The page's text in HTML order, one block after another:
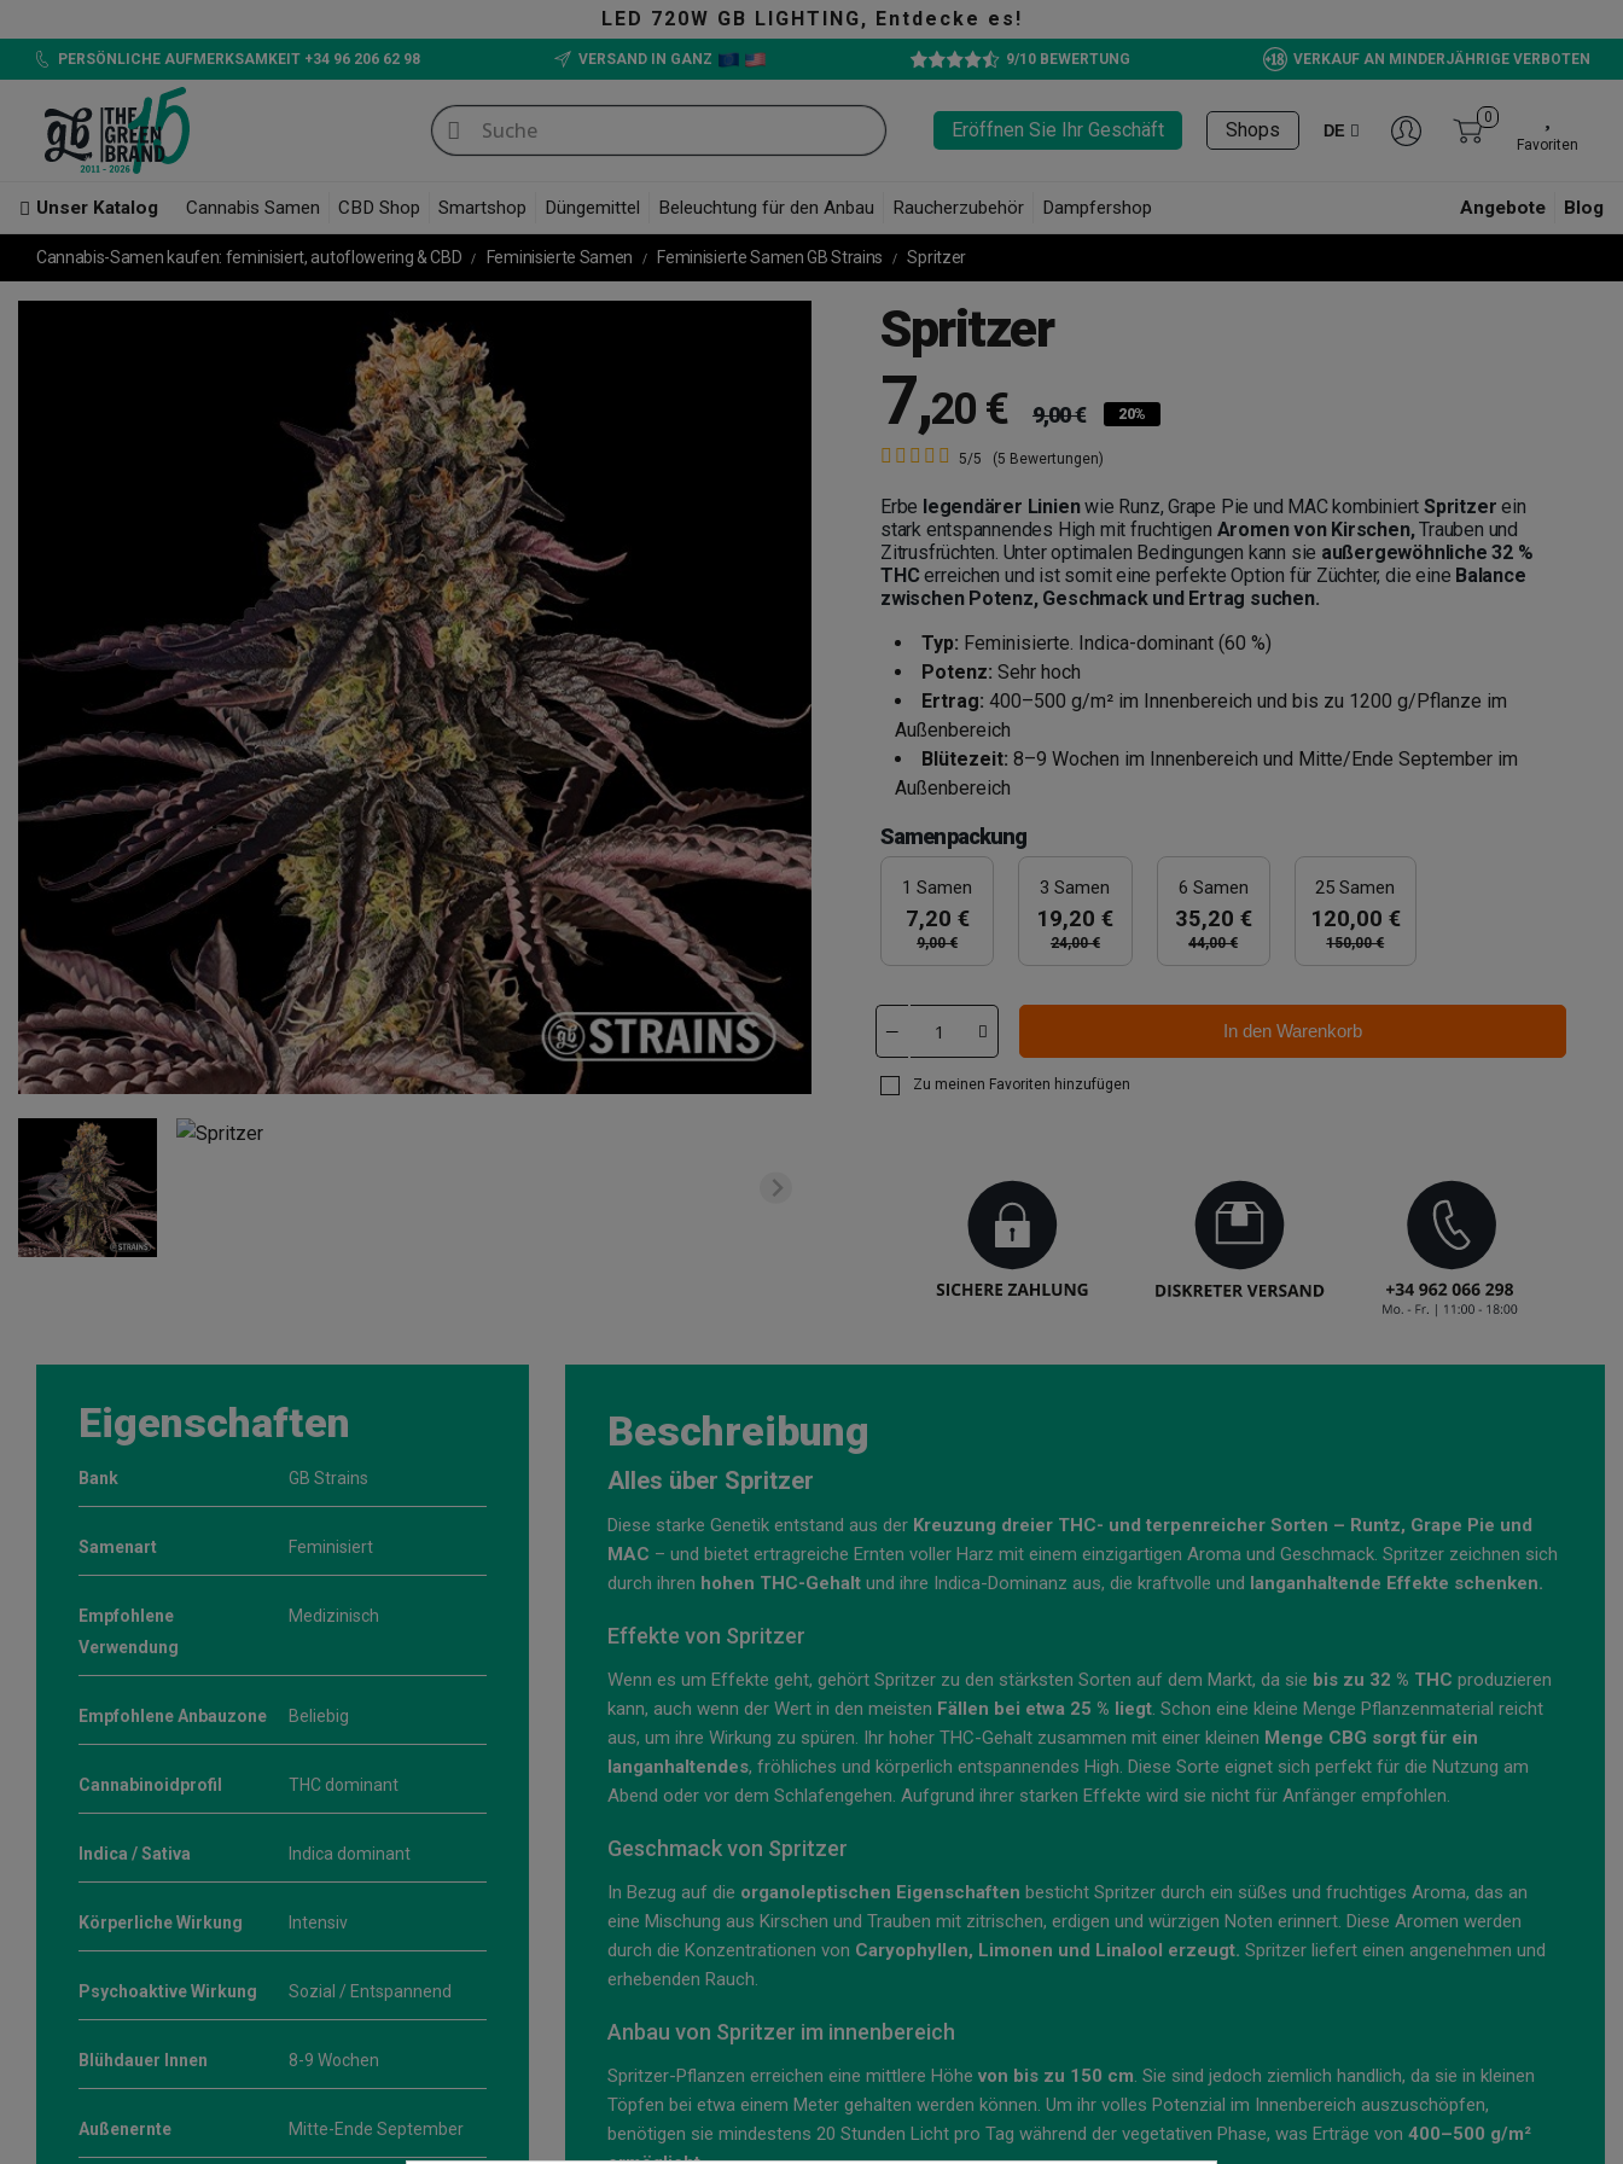
LED 720W GB LIGHTING, Entdecke es!
PERSÖNLICHE AUFMERKSAMKEIT +34 96 206 62 98 VERSAND IN GANZ 9/10 BEWERTUNG VERKAUF AN MINDERJÄHRIGE VERBOTEN
Eröffnen Sie Ihr Geschäft Shops DE
0
Favoriten
Unser Katalog Cannabis Samen CBD Shop Smartshop Düngemittel Beleuchtung für den Anbau Raucherzubehör Dampfershop Angebote Blog
Cannabis-Samen kaufen: feminisiert, autoflowering & CBD Feminisierte Samen Feminisierte Samen GB Strains Spritzer
Spritzer
7,20 € 9,00 € 20%
5/5 (5 Bewertungen)
Erbe legendärer Linienwie Runz, Grape Pie und MAC kombiniert Spritzer ein
stark entspannendes High mit fruchtigen Aromen von Kirschen,Trauben und
Zitrusfrüchten. Unter optimalen Bedingungen kann sie außergewöhnliche 32 %
THC erreichen und ist somit eine perfekte Option für Züchter, die eine Balance
zwischen Potenz, Geschmack und Ertrag suchen.
Typ: Feminisierte. Indica-dominant (60 %)
Potenz: Sehr hoch
Ertrag: 400–500 g/m² im Innenbereich und bis zu 1200 g/Pflanze im
Außenbereich
Blütezeit: 8–9 Wochen im Innenbereich und Mitte/Ende September im
Außenbereich
Samenpackung
1 Samen
7,20 €
9,00 €
3 Samen
19,20 €
24,00 €
6 Samen
35,20 €
44,00 €
25 Samen
120,00 €
150,00 €
In den Warenkorb
Zu meinen Favoriten hinzufügen
Eigenschaften
Bank GB Strains
Samenart Feminisiert
Empfohlene
Verwendung
Medizinisch
Empfohlene Anbauzone Beliebig
Cannabinoidprofil THC dominant
Indica / Sativa Indica dominant
Körperliche Wirkung Intensiv
Psychoaktive Wirkung Sozial / Entspannend
Blühdauer Innen 8-9 Wochen
Außenernte Mitte-Ende September
Beschreibung
Alles über Spritzer
Diese starke Genetik entstand aus der Kreuzung dreier THC- und terpenreicher Sorten – Runtz, Grape Pie und
MAC – und bietet ertragreiche Ernten voller Harz mit einem einzigartigen Aroma und Geschmack. Spritzer zeichnen sich
durch ihren hohen THC-Gehalt und ihre Indica-Dominanz aus, die kraftvolle und langanhaltende Effekte schenken.
Effekte von Spritzer
Wenn es um Effekte geht, gehört Spritzer zu den stärksten Sorten auf dem Markt, da sie bis zu 32 % THC produzieren
kann, auch wenn der Wert in den meisten Fällen bei etwa 25 % liegt. Schon eine kleine Menge Pflanzenmaterial reicht
aus, um ihre Wirkung zu spüren. Ihr hoher THC-Gehalt zusammen mit einer kleinen Menge CBG sorgt für ein
langanhaltendes, fröhliches und körperlich entspannendes High. Diese Sorte eignet sich perfekt für die Nutzung am
Abend oder vor dem Schlafengehen. Aufgrund ihrer starken Effekte wird sie nicht für Anfänger empfohlen.
Geschmack von Spritzer
In Bezug auf die organoleptischen Eigenschaften besticht Spritzer durch ein süßes und fruchtiges Aroma, das an
eine Mischung aus Kirschen und Trauben mit zitrischen, erdigen und würzigen Noten erinnert. Diese Aromen werden
durch die Konzentrationen von Caryophyllen, Limonen und Linalool erzeugt. Spritzer liefert einen angenehmen und
erhebenden Rauch.
Anbau von Spritzer im innenbereich
Spritzer-Pflanzen erreichen eine mittlere Höhe von bis zu 150 cm. Sie sind jedoch ziemlich handlich, da sie in kleinen
Töpfen bei etwa einem Meter gehalten werden können. Um ihr volles Potenzial im Innenbereich auszuschöpfen,
benötigen sie mindestens 20 Stunden Licht pro Tag während der vegetativen Phase, was Erträge von 400–500 g/m²